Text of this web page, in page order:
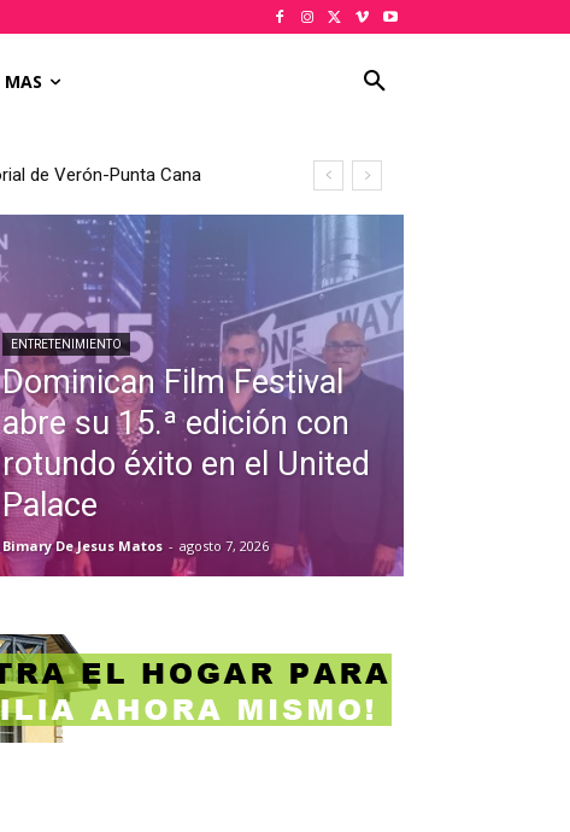
MAS
ENTRETENIMIENTO
Dominican Film Festival
abre su 15.ª edición con
rotundo éxito en el United
Palace
Bimary De Jesus Matos - agosto 7, 2026